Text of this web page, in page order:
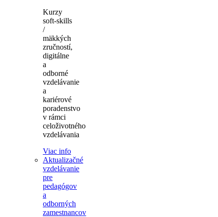
Kurzy
soft-skills
/
mäkkých
zručností,
digitálne
a
odborné
vzdelávanie
a
kariérové
poradenstvo
v rámci
celoživotného
vzdelávania
Viac info
Aktualizačné
vzdelávanie
pre
pedagógov
a
odborných
zamestnancov